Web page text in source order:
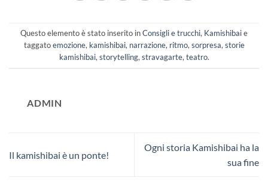
Questo elemento è stato inserito inConsigli e trucchi, Kamishibaie
taggatoemozione, kamishibai, narrazione, ritmo,sorpresa,storie
kamishibai,storytelling,stravagarte,teatro.
ADMIN
Il kamishibai è un ponte!
Ogni storia Kamishibai ha la
sua fine